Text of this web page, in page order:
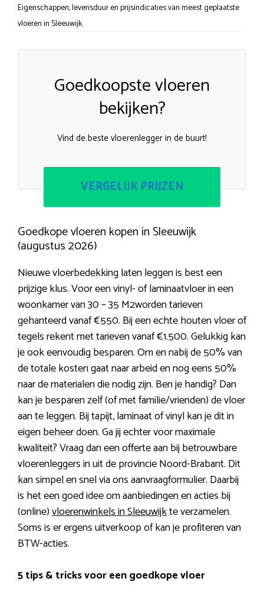
Eigenschappen, levensduur en prijsindicaties van meest geplaatste
vloeren in Sleeuwijk.
Goedkoopste vloeren
bekijken?
Vind de beste vloerenlegger in de buurt!
VERGELIJK PRIJZEN
Goedkope vloeren kopen in Sleeuwijk
(augustus 2026)
Nieuwe vloerbedekking laten leggen is best een
prijzige klus. Voor een vinyl- of laminaatvloer in een
woonkamer van 30 – 35 M2worden tarieven
gehanteerd vanaf €550. Bij een echte houten vloer of
tegels rekent met tarieven vanaf €1.500. Gelukkig kan
je ook eenvoudig besparen. Om en nabij de 50% van
de totale kosten gaat naar arbeid en nog eens 50%
naar de materialen die nodig zijn. Ben je handig? Dan
kan je besparen zelf (of met familie/vrienden) de vloer
aan te leggen. Bij tapijt, laminaat of vinyl kan je dit in
eigen beheer doen. Ga jij echter voor maximale
kwaliteit? Vraag dan een offerte aan bij betrouwbare
vloerenleggers in uit de provincie Noord-Brabant. Dit
kan simpel en snel via ons aanvraagformulier. Daarbij
is het een goed idee om aanbiedingen en acties bij
(online)vloerenwinkels in Sleeuwijkte verzamelen.
Soms is er ergens uitverkoop of kan je profiteren van
BTW-acties.
5 tips & tricks voor een goedkope vloer